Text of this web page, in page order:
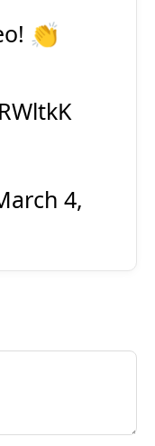
👏
4,